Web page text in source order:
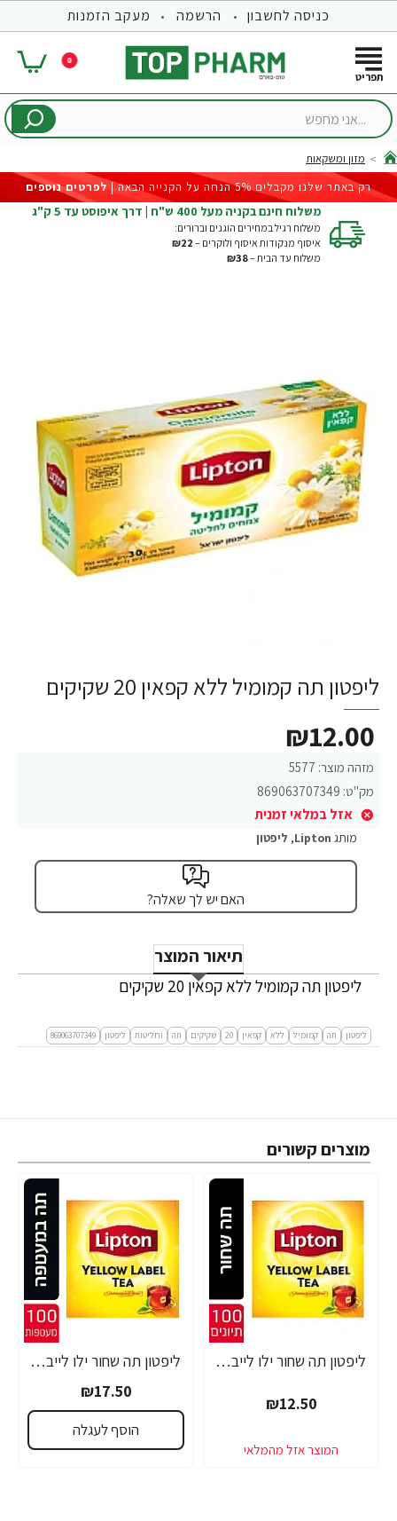
כניסה לחשבון הרשמה מעקב הזמנות
0
...אני
home
מזון ומשקאות
רק באתר שלנו מקבלים 5% הנחה על הקנייה הבאה |
לפרטים נוספים
משלוח חינם בקניה מעל 400 ש"ח | דרך איפוסט עד 5 ק"ג
משלוח רגיל במחירים הוגנים וברורים:
איסוף מנקודות איסוף ולוקרים – ₪22
משלוח עד הבית –₪38
ליפטון תה קמומיל ללא קפאין 20 שקיקים
מזהה מוצר: 5577
מק"ט: 869063707349
אזל במלאי זמנית
₪12.00
מותג Lipton
, ליפטון
האם יש לך שאלה?
תיאור המוצר
ליפטון תה קמומיל ללא קפאין 20 שקיקים
ליפטון תה קמומיל ללא קפאין 20 שקיקים תה וחליטות ליפטון 869063707349
מוצרים קשורים
ליפטון תה שחור ילו לייבל ללא מעטפה 100 שקיקים
₪12.50
ליפטון תה שחור ילו לייבל במעטפה 100 שקיקים
₪17.50
הוסף לעגלה